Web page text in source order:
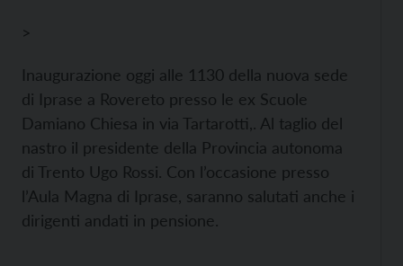
>
Inaugurazione oggi alle 1130 della nuova sede
di Iprase a Rovereto presso le ex Scuole
Damiano Chiesa in via Tartarotti,. Al taglio del
nastro il presidente della Provincia autonoma
di Trento Ugo Rossi. Con l’occasione presso
l’Aula Magna di Iprase, saranno salutati anche i
dirigenti andati in pensione.